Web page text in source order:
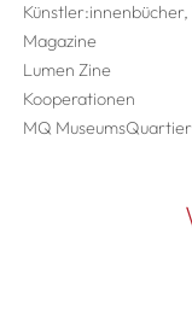
Magazine
Lumen Zine
Kooperationen
MQ